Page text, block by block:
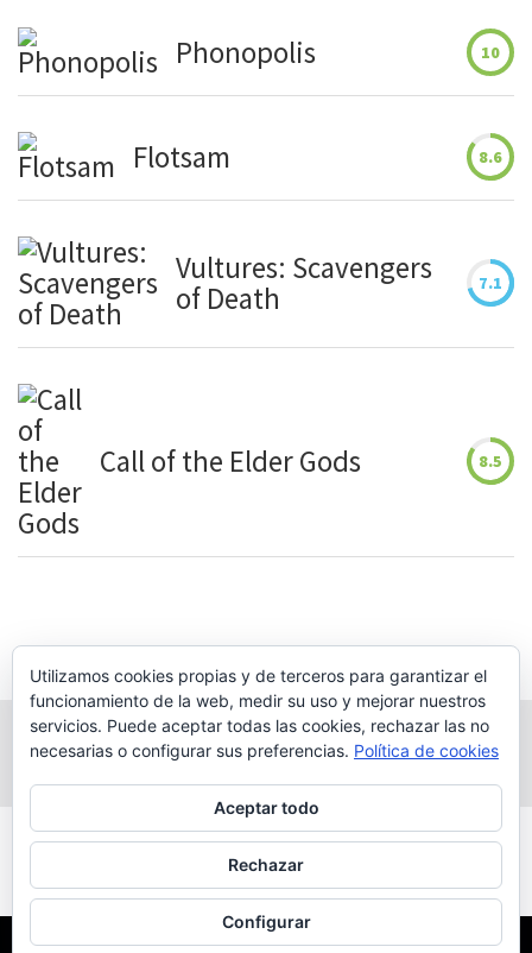
Phonopolis 10
Flotsam 8.6
Vultures: Scavengers
of Death
7.1
Call of the Elder Gods 8.5
Powered byWordPress|WP Magazine by
WP Mag Plus
Conozca nuestraPolítica de privacidad y cookiesyAviso legal
Utilizamos cookies propias y de terceros para garantizar el
funcionamiento de la web, medir su uso y mejorar nuestros
servicios. Puede aceptar todas las cookies, rechazar las no
necesarias o configurar sus preferencias. Política de cookies
Aceptar todo
Rechazar
Configurar